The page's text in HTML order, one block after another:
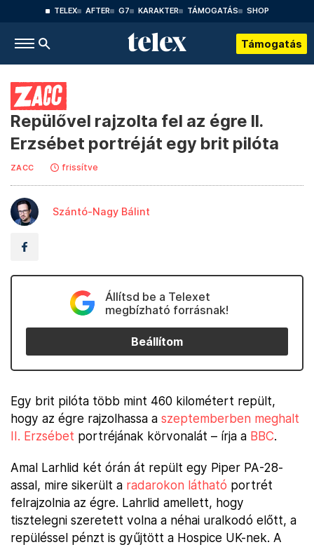
TELEX AFTER G7 KARAKTER TÁMOGATÁS SHOP
Támogatás
Repülővel rajzolta fel az égre II.
Erzsébet portréját egy brit pilóta
ZACC frissítve
Szántó-Nagy Bálint
Állítsd be a Telexet
megbízható forrásnak!
Beállítom
Egy brit pilóta több mint 460 kilométert repült,
hogy az égre rajzolhassa a szeptemberben meghalt
II. Erzsébet portréjának körvonalát – írja a BBC.
Amal Larhlid két órán át repült egy Piper PA-28-
assal, mire sikerült a radarokon látható portrét
felrajzolnia az égre. Lahrlid amellett, hogy
tisztelegni szeretett volna a néhai uralkodó előtt, a
repüléssel pénzt is gyűjtött a Hospice UK-nek. A